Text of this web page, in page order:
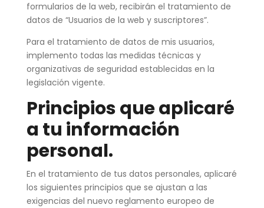
formularios de la web, recibirán el tratamiento de
datos de “Usuarios de la web y suscriptores”.
Para el tratamiento de datos de mis usuarios,
implemento todas las medidas técnicas y
organizativas de seguridad establecidas en la
legislación vigente.
Principios que aplicaré
a tu información
personal.
En el tratamiento de tus datos personales, aplicaré
los siguientes principios que se ajustan a las
exigencias del nuevo reglamento europeo de